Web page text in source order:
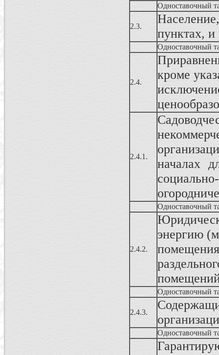
Одноставочный
2.3.
пунктах,
Одноставочный
2.4.
кроме
2.4.1.
началах
Одноставочный
2.4.2.
энергию
Одноставочный
2.4.3.
Одноставочный